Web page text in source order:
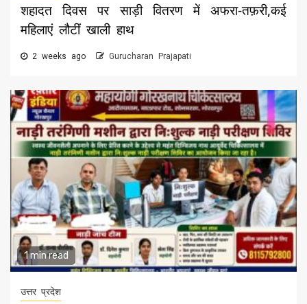
शहादत दिवस पर साड़ी वितरण में अफरा-तफ़री,कई
महिलाएं लौटीं खाली हाथ
2 weeks ago Gurucharan Prajapati
1 min read
उत्तर प्रदेश